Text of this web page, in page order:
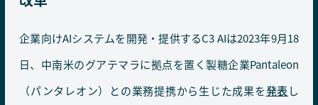
企業向けAIシステムを開発・提供するC3 AIは2023年9月18
日、中南米のグアテマラに拠点を置く製糖企業Pantaleon
（パンタレオン）との業務提携から生じた成果を発表 し